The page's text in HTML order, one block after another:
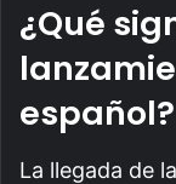
¿Qué
español?
La llegada de